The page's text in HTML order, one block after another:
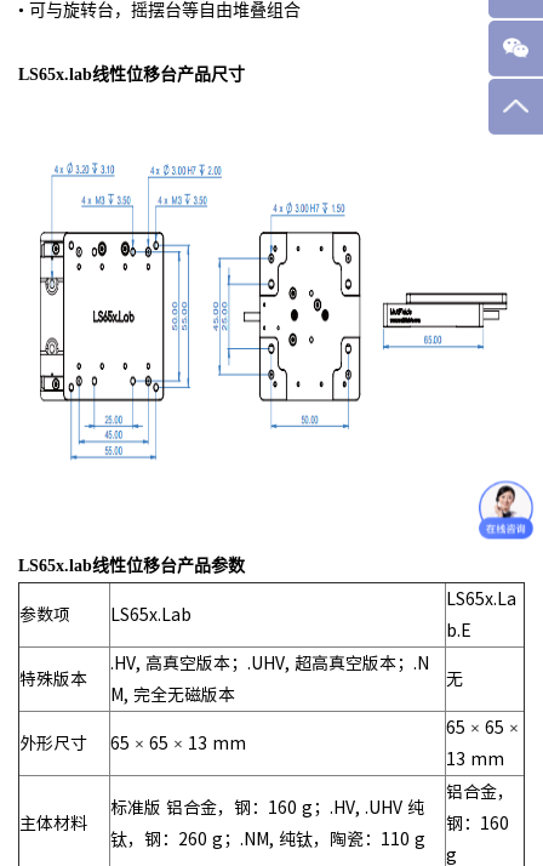
• 可与旋转台，摇摆台等⾃由堆叠组合
LS65x.lab线性位移台产品尺⼨
LS65x.lab线性位移台产品参数
参数项 LS65x.Lab
LS65x.La
b.E
特殊版本
.HV, 高真空版本；.UHV, 超高真空版本；.N
M, 完全无磁版本
无
外形尺寸 65 × 65 × 13 mm
65 × 65 ×
13 mm
主体材料
标准版 铝合金，钢：160 g；.HV, .UHV 纯
钛，钢：260 g；.NM, 纯钛，陶瓷：110 g
铝合金，
钢：160
g